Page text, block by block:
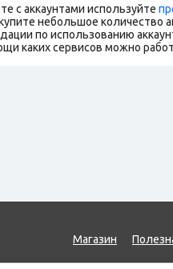
с аккаунтами используйте
небольшое количество
по использованию
каких сервисов можно
Магазин